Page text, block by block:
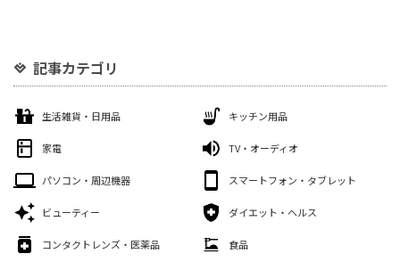
記事カテゴリ
生活雑貨・日用品 キッチン用品
家電 TV・オーディオ
パソコン・周辺機器 スマートフォン・タブレット
ビューティー ダイエット・ヘルス
コンタクトレンズ・医薬品 食品